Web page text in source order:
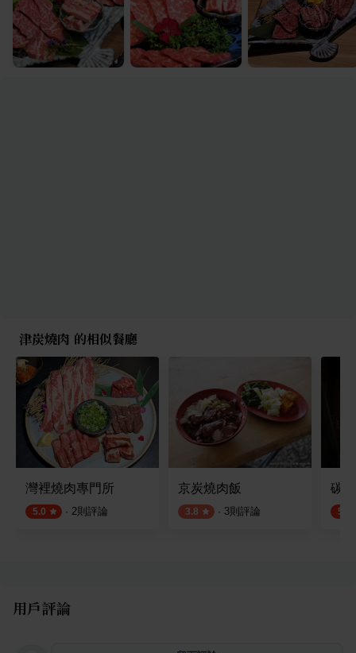
津炭燒肉 的相似餐廳
灣裡燒肉專門所
5.0 · 2則評論
京炭燒肉飯
3.8 · 3則評論
碳
5.0
用戶評論